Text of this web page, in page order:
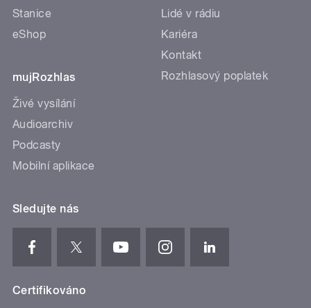
Stanice
eShop
mujRozhlas
Živé vysílání
Audioarchiv
Podcasty
Mobilní aplikace
Lidé v rádiu
Kariéra
Kontakt
Rozhlasový poplatek
Sledujte nás
Certifikováno